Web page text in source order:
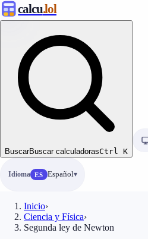
calcu.lol
BuscarBuscar calculadorasCtrl K
Idioma ES Español
Inicio›
Ciencia y Física›
Segunda ley de Newton